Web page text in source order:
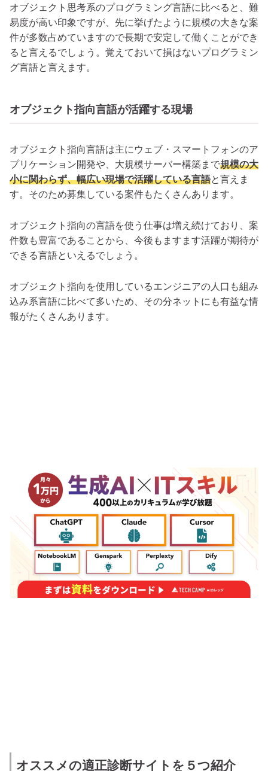
オブジェクト思考系のプログラミング言語に比べると、難
易度が高い印象ですが、先に挙げたように規模の大きな案
件が多数占めていますので長期で安定して働くことができ
ると言えるでしょう。覚えておいて損はないプログラミン
グ言語と言えます。
オブジェクト指向言語が活躍する現場
オブジェクト指向言語は主にウェブ・スマートフォンのア
プリケーション開発や、大規模サーバー構築まで規模の大
小に関わらず、幅広い現場で活躍している言語と言えま
す。そのため募集している案件もたくさんあります。
オブジェクト指向の言語を使う仕事は増え続けており、案
件数も豊富であることから、今後もますます活躍が期待が
できる言語といえるでしょう。
オブジェクト指向を使用しているエンジニアの人口も組み
込み系言語に比べて多いため、その分ネットにも有益な情
報がたくさんあります。
オススメの適正診断サイトを５つ紹介